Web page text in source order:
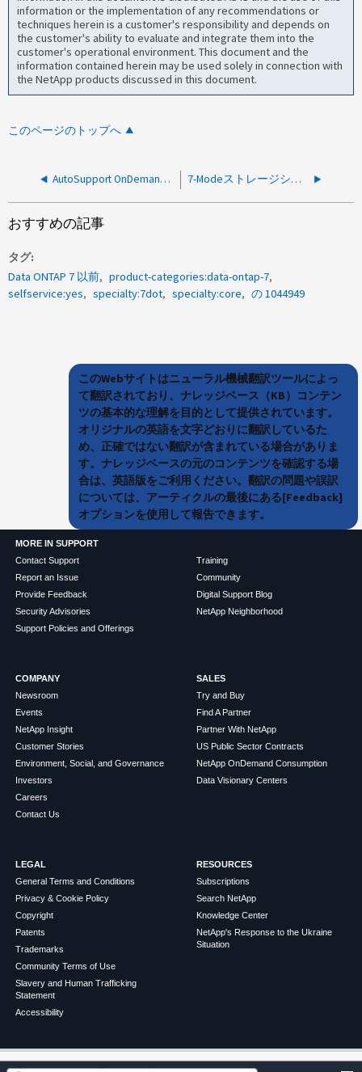
information or the implementation of any recommendations or
techniques herein is a customer's responsibility and depends on
the customer's ability to evaluate and integrate them into the
customer's operational environment. This document and the
information contained herein may be used solely in connection with
the NetApp products discussed in this document.
このページのトップへ
AutoSupport OnDemand が失敗しました - アカウントは現在ロックされています（ 7-Mode ） 7-Modeストレージシステムにアクセスできないためにベースラインコピーが失敗する
おすすめの記事
タグ
Data ONTAP 7 以前
product-categories:data-ontap-7
selfservice:yes
specialty:7dot specialty:core の 1044949
このWebサイトはニューラル機械翻訳ツールによっ
て翻訳されており、ナレッジベース（KB）コンテン
ツの基本的な理解を目的として提供されています。
オリジナルの英語を文字どおりに翻訳しているた
め、正確ではない翻訳が含まれている場合がありま
す。ナレッジベースの元のコンテンツを確認する場
合は、英語版をご利用ください。翻訳の問題や誤訳
については、アーティクルの最後にある[Feedback]
オプションを使用して報告できます。
MORE IN SUPPORT
Contact Support
Report an Issue
Provide Feedback
Security Advisories
Support Policies and Offerings
Training
Community
Digital Support Blog
NetApp Neighborhood
COMPANY
Newsroom
Events
NetApp Insight
Customer Stories
Environment, Social, and Governance
Investors
Careers
Contact Us
SALES
Try and Buy
Find A Partner
Partner With NetApp
US Public Sector Contracts
NetApp OnDemand Consumption
Data Visionary Centers
LEGAL
General Terms and Conditions
Privacy & Cookie Policy
Copyright
Patents
Trademarks
Community Terms of Use
Slavery and Human Trafficking
Statement
Accessibility
RESOURCES
Subscriptions
Search NetApp
Knowledge Center
NetApp's Response to the Ukraine
Situation